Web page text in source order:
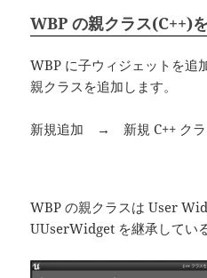
WBP の親クラス(C++)
WBP に子ウィジェットを追
親クラスを追加します。
新規追加 → 新規 C++ クラ
WBP の親クラスは User
UUserWidget を継承してい